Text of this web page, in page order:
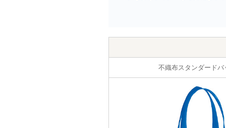
不織布スタンダードバ